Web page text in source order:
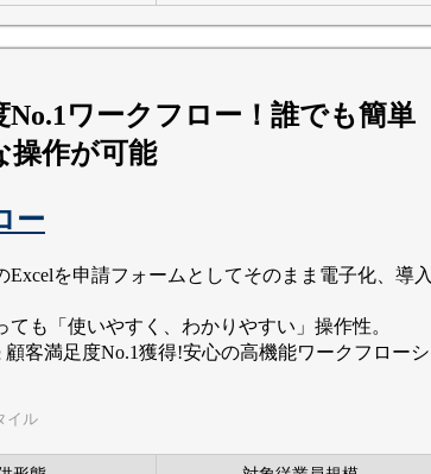
No.1ワークフロー！誰でも簡単
操作が可能
ー
Excelを申請フォームとしてそのまま電子化、導入
ても「使いやすく、わかりやすい」操作性。
顧客満足度No.1獲得!安心の高機能ワークフローシ
イル